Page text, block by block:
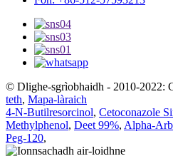
© Dlighe-sgrìobhaidh - 2010-2022:
teth, Mapa-làraich
4-N-Butilresorcinol, Cetoconazole
Methylphenol, Deet 99%, Alpha-
Peg-120,